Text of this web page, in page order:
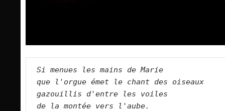
Si menues les mains de Marie
que l'orgue émet le chant des oiseaux
gazouillis d'entre les voiles
de la montée vers l'aube.